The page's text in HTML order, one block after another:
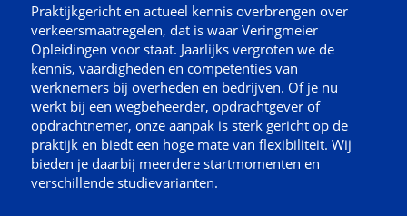
Praktijkgericht en actueel kennis overbrengen over
verkeersmaatregelen, dat is waar Veringmeier
Opleidingen voor staat. Jaarlijks vergroten we de
kennis, vaardigheden en competenties van
werknemers bij overheden en bedrijven. Of je nu
werkt bij een wegbeheerder, opdrachtgever of
opdrachtnemer, onze aanpak is sterk gericht op de
praktijk en biedt een hoge mate van flexibiliteit. Wij
bieden je daarbij meerdere startmomenten en
verschillende studievarianten.